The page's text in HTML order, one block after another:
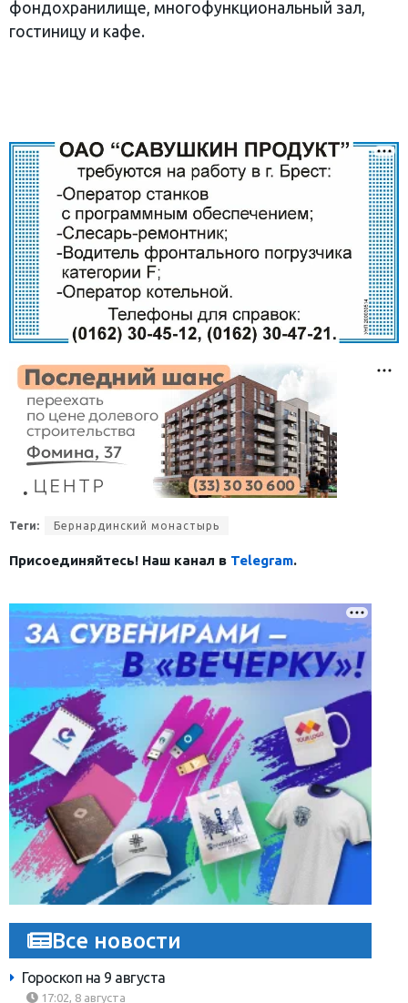
фондохранилище, многофункциональный зал,
гостиницу и кафе.
Теги: Бернардинский монастырь
Присоединяйтесь! Наш канал в Telegram.
Все новости
Гороскоп на 9 августа
17:02, 8 августа